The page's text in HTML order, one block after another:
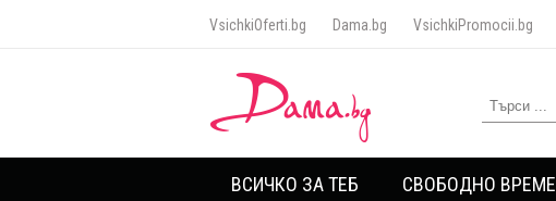
VsichkiOferti.bg Dama.bg VsichkiPromocii.bg
ВСИЧКО ЗА ТЕБ СВОБОДНО ВРЕМЕ